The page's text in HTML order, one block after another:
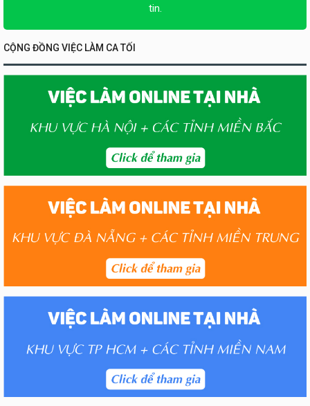
tin.
CỘNG ĐỒNG VIỆC LÀM CA TỐI